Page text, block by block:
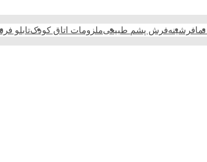
فرشینهفرش پشم طبیعیملزومات اتاق کودکتابلو